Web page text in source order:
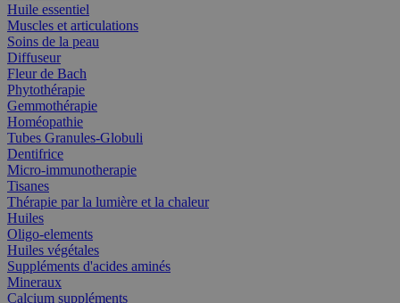
Huile essentiel
Muscles et articulations
Soins de la peau
Diffuseur
Fleur de Bach
Phytothérapie
Gemmothérapie
Homéopathie
Tubes Granules-Globuli
Dentifrice
Micro-immunotherapie
Tisanes
Thérapie par la lumière et la chaleur
Huiles
Oligo-elements
Huiles végétales
Suppléments d'acides aminés
Mineraux
Calcium suppléments